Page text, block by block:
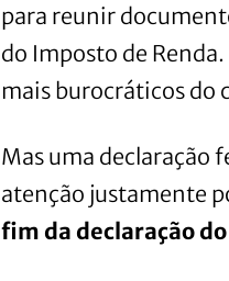
para reunir
do Imposto de
mais burocráticos do
Mas uma declaração
atenção justamente
fim da declaração